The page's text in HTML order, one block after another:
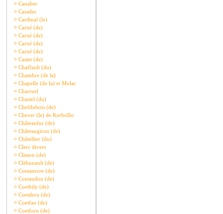
¤ Canaber
¤ Caradec
¤ Cardinal (le)
¤ Carné (de)
¤ Carné (de)
¤ Carné (de)
¤ Carné (de)
¤ Castet (de)
¤ Chaffault (du)
¤ Chambre (de la)
¤ Chapelle (de la) et Molac
¤ Charruel
¤ Chastel (du)
¤ Chefdubois (de)
¤ Chever (le) de Kerbullic
¤ Châteaufur (de)
¤ Châteaugiron (de)
¤ Châtellier (du)
¤ Clerc divers
¤ Clisson (de)
¤ Cléhunault (de)
¤ Coetanezre (de)
¤ Coetaudon (de)
¤ Coetbily (de)
¤ Coetderu (de)
¤ Coetfao (de)
¤ Coetforn (de)